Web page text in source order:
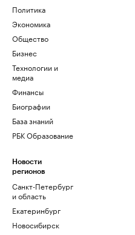
Политика
Экономика
Общество
Бизнес
Технологии и
медиа
Финансы
Биографии
База знаний
РБК Образование
Новости
регионов
Санкт-Петербург
и область
Екатеринбург
Новосибирск